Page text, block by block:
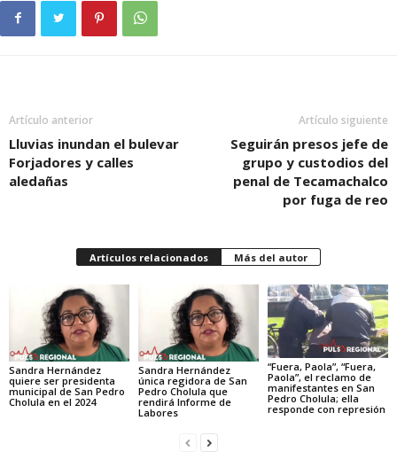
Artículo anterior
Lluvias inundan el bulevar
Forjadores y calles
aledañas
Artículo siguiente
Seguirán presos jefe de
grupo y custodios del
penal de Tecamachalco
por fuga de reo
Artículos relacionados Más del autor
Sandra Hernández
quiere ser presidenta
municipal de San Pedro
Cholula en el 2024
Sandra Hernández
única regidora de San
Pedro Cholula que
rendirá Informe de
Labores
“Fuera, Paola”, “Fuera,
Paola”, el reclamo de
manifestantes en San
Pedro Cholula; ella
responde con represión